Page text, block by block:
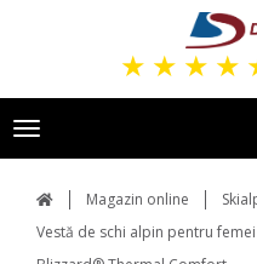
★ ★ ★ ★
Toggle
navigation
Magazin online
Vestă de schi alpin pentru